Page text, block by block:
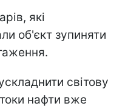
які
об'єкт зупиняти
світову
нафти вже